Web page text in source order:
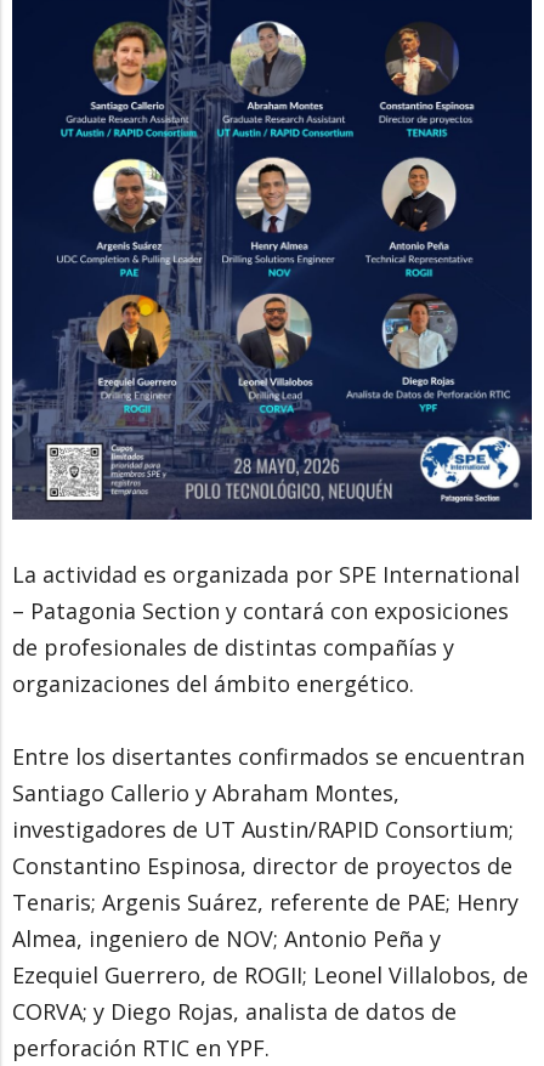
La actividad es organizada por SPE International
– Patagonia Section y contará con exposiciones
de profesionales de distintas compañías y
organizaciones del ámbito energético.
Entre los disertantes confirmados se encuentran
Santiago Callerio y Abraham Montes,
investigadores de UT Austin/RAPID Consortium;
Constantino Espinosa, director de proyectos de
Tenaris; Argenis Suárez, referente de PAE; Henry
Almea, ingeniero de NOV; Antonio Peña y
Ezequiel Guerrero, de ROGII; Leonel Villalobos, de
CORVA; y Diego Rojas, analista de datos de
perforación RTIC en YPF.